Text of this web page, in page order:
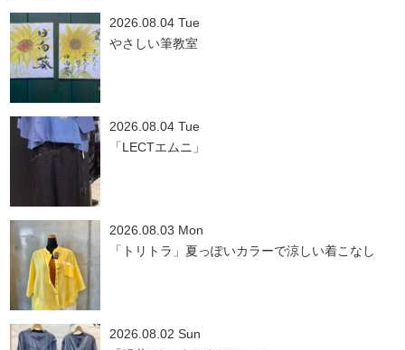
2026.08.04 Tue
やさしい筆教室
2026.08.04 Tue
「LECTエムニ」
2026.08.03 Mon
「トリトラ」夏っぽいカラーで涼しい着こなし
2026.08.02 Sun